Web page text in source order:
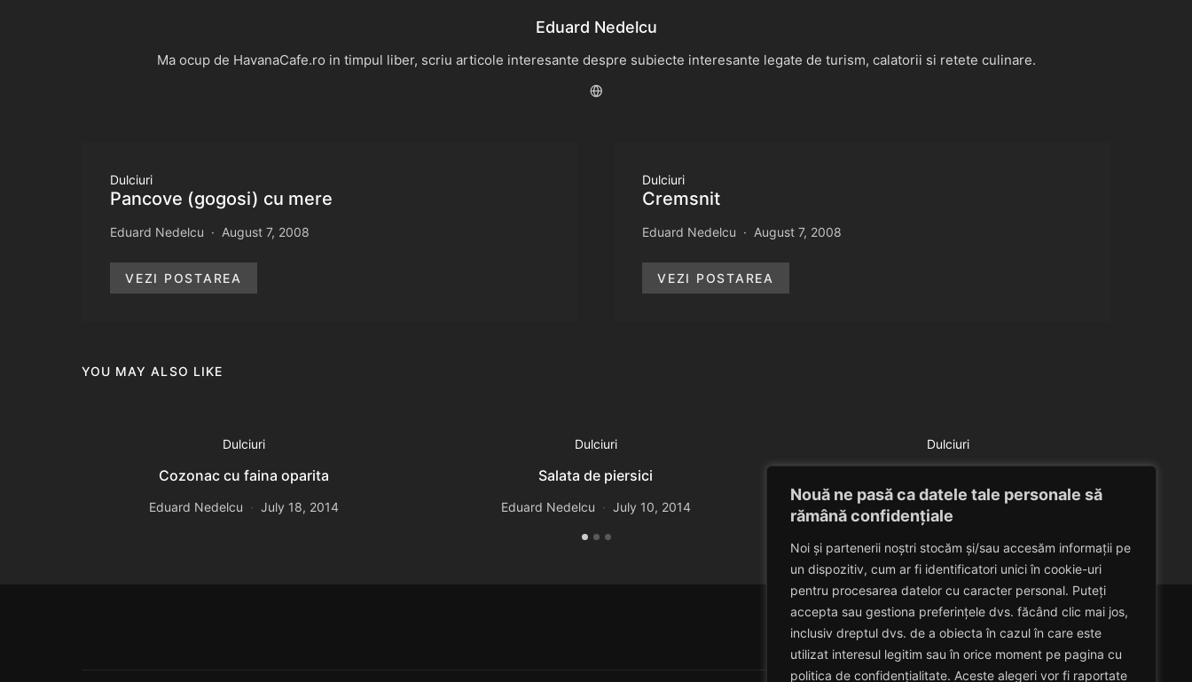
Nouă ne pasă ca datele tale personale să
rămână confidențiale
Noi și partenerii noștri stocăm și/sau accesăm informații pe
un dispozitiv, cum ar fi identificatori unici în cookie-uri
pentru procesarea datelor cu caracter personal. Puteți
accepta sau gestiona preferințele dvs. făcând clic mai jos,
inclusiv dreptul dvs. de a obiecta în cazul în care este
utilizat interesul legitim sau în orice moment pe pagina cu
politica de confidențialitate. Aceste alegeri vor fi raportate
Eduard Nedelcu
Ma ocup de HavanaCafe.ro in timpul liber, scriu articole interesante despre subiecte interesante legate de turism, calatorii si retete culinare.
Dulciuri
Pancove (gogosi) cu mere
Eduard Nedelcu August 7, 2008
VEZI POSTAREA
Dulciuri
Cremsnit
Eduard Nedelcu August 7, 2008
VEZI POSTAREA
YOU MAY ALSO LIKE
Dulciuri
Cozonac cu faina oparita
Eduard Nedelcu July 18, 2014
Dulciuri
Salata de piersici
Eduard Nedelcu July 10, 2014
Dulciuri
Eduard Nedelcu July 9, 2014